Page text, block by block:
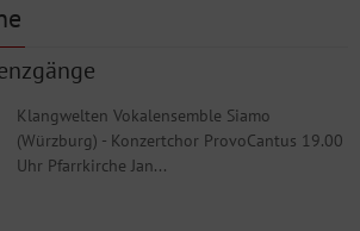
Klangwelten Vokalensemble Siamo
(Würzburg) - Konzertchor ProvoCantus 19.00
Uhr Pfarrkirche Jan...